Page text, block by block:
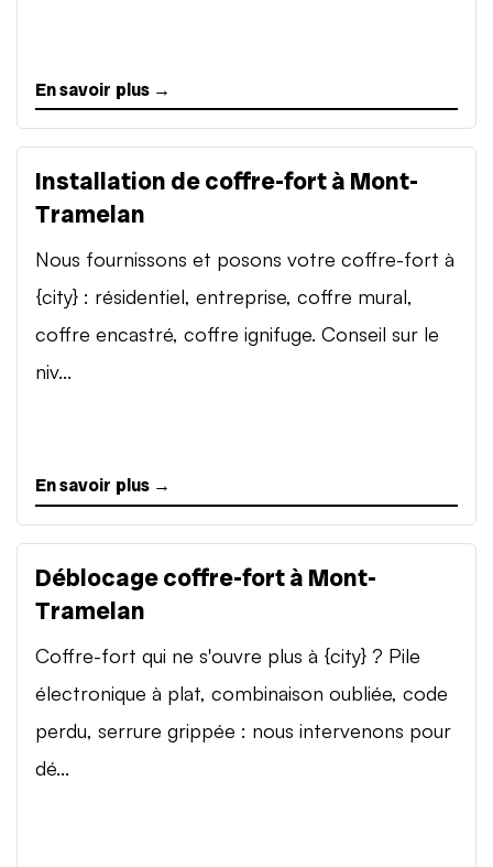
En savoir plus →
Installation de coffre-fort à Mont-
Tramelan
Nous fournissons et posons votre coffre-fort à
{city} : résidentiel, entreprise, coffre mural,
coffre encastré, coffre ignifuge. Conseil sur le
niv...
En savoir plus →
Déblocage coffre-fort à Mont-
Tramelan
Coffre-fort qui ne s'ouvre plus à {city} ? Pile
électronique à plat, combinaison oubliée, code
perdu, serrure grippée : nous intervenons pour
dé...